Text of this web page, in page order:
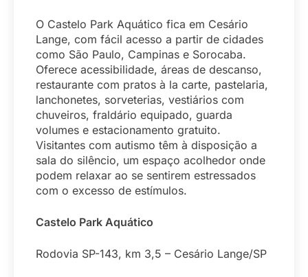
O Castelo Park Aquático fica em Cesário
Lange, com fácil acesso a partir de cidades
como São Paulo, Campinas e Sorocaba.
Oferece acessibilidade, áreas de descanso,
restaurante com pratos à la carte, pastelaria,
lanchonetes, sorveterias, vestiários com
chuveiros, fraldário equipado, guarda
volumes e estacionamento gratuito.
Visitantes com autismo têm à disposição a
sala do silêncio, um espaço acolhedor onde
podem relaxar ao se sentirem estressados
com o excesso de estímulos.
Castelo Park Aquático
Rodovia SP-143, km 3,5 – Cesário Lange/SP